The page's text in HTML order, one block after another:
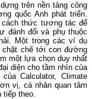
trên nền tảng công
quốc Anh phát triển.
thức tương tác để
đánh đổi và phụ thuộc
Một trong các ví dụ
chặt chẽ tới con đường
một lựa chọn duy nhất
diện cho tầm nhìn của
Calculator, Climate
vị, cá nhân quan tâm
tiếp theo.